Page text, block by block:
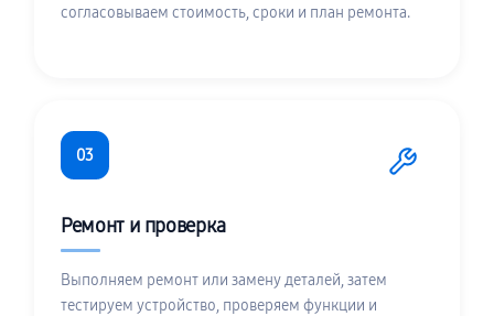
согласовываем стоимость, сроки и план ремонта.
03
Ремонт и проверка
Выполняем ремонт или замену деталей, затем
тестируем устройство, проверяем функции и